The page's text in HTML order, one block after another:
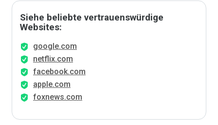
Siehe beliebte vertrauenswürdige
Websites:
google.com
netflix.com
facebook.com
apple.com
foxnews.com